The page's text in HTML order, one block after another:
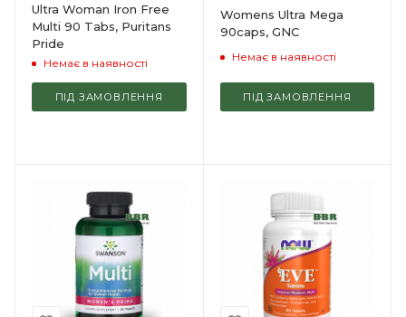
Ultra Woman Iron Free
Multi 90 Tabs, Puritans
Pride
Немає в наявності
ПІД ЗАМОВЛЕННЯ
Womens Ultra Mega
90caps, GNC
Немає в наявності
ПІД ЗАМОВЛЕННЯ